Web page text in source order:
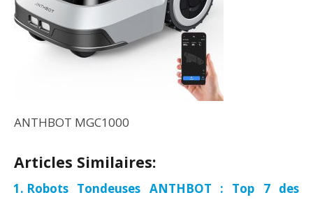
ANTHBOT MGC1000
Articles Similaires:
Robots Tondeuses ANTHBOT : Top 7 des